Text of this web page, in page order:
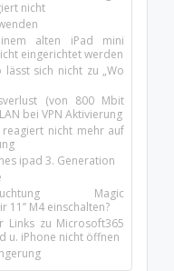
nicht
alten iPad mini
eingerichtet werden
sich nicht zu „Wo
(von 800 Mbit
bei VPN Aktivierung
nicht mehr auf
ipad 3. Generation
Magic
11’’ M4 einschalten?
Links zu Microsoft365
u. iPhone nicht öffnen